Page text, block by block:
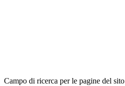
Campo di ricerca per le pagine del sito